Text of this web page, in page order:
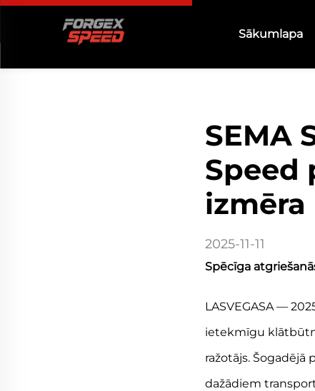
Sākumlapa
SEMA
Speed
2025-11-11
Spēcīga
LASVEGASA —
ietekmīgu
ražotājs.
dažādiem